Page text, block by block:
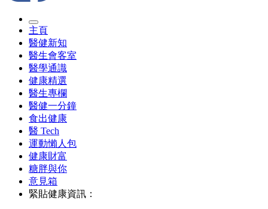
主頁
醫健新知
醫生會客室
醫學通識
健康精選
醫生專欄
醫健一分鐘
食出健康
醫 Tech
運動懶人包
健康財富
糖胖與你
意見箱
緊貼健康資訊：